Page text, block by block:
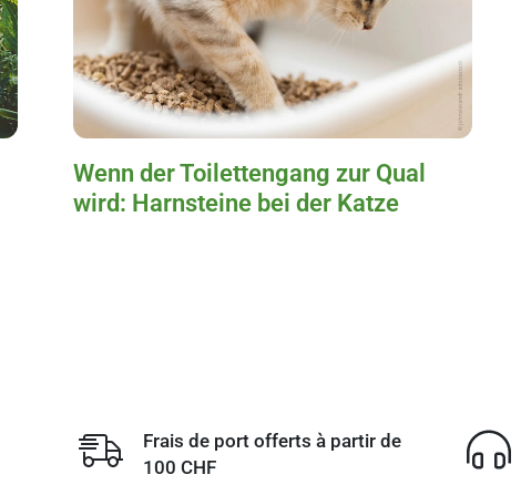
Wenn der Toilettengang zur Qual
wird: Harnsteine bei der Katze
Frais de port offerts à partir de
100 CHF